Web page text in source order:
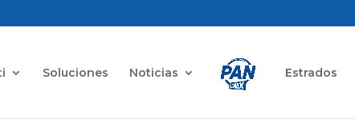
Soluciones Noticias Estrados